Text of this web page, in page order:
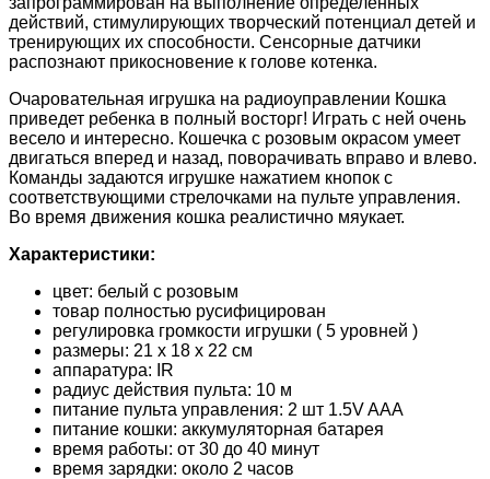
действий, стимулирующих творческий потенциал детей и
тренирующих их способности. Сенсорные датчики
распознают прикосновение к голове котенка.
Очаровательная игрушка на радиоуправлении Кошка
приведет ребенка в полный восторг! Играть с ней очень
весело и интересно. Кошечка с розовым окрасом умеет
двигаться вперед и назад, поворачивать вправо и влево.
Команды задаются игрушке нажатием кнопок с
соответствующими стрелочками на пульте управления.
Во время движения кошка реалистично мяукает.
Характеристики:
цвет: белый с розовым
товар полностью русифицирован
регулировка громкости игрушки ( 5 уровней )
размеры: 21 х 18 х 22 см
аппаратура: IR
радиус действия пульта: 10 м
питание пульта управления: 2 шт 1.5V AAA
питание кошки: аккумуляторная батарея
время работы: от 30 до 40 минут
время зарядки: около 2 часов